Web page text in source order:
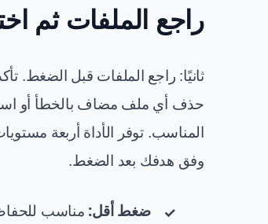
راجع الملفات ثم
ثانيًا: راجع الملفات قبل الضغط.
حذف أي ملف مضاف بالخطأ أو
المناسب. توفر الأداة أربعة
وفق هدفك بعد الضغط.
ضغط أقل: مناسب